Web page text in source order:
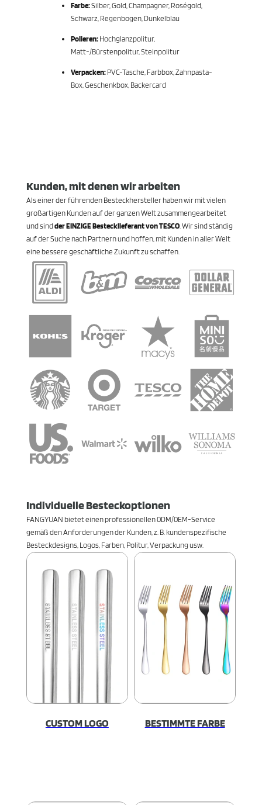
Farbe:Silber, Gold, Champagner, Roségold,
Schwarz, Regenbogen, Dunkelblau
Polieren: Hochglanzpolitur,
Matt-/Bürstenpolitur, Steinpolitur
Verpacken: PVC-Tasche, Farbbox, Zahnpasta-
Box, Geschenkbox, Backercard
Kunden, mit denen wir arbeiten
Als einer der führenden Besteckhersteller haben wir mit vielen
großartigen Kunden auf der ganzen Welt zusammengearbeitet
und sindder EINZIGE Bestecklieferant von TESCO. Wir sind ständig
auf der Suche nach Partnern und hoffen, mit Kunden in aller Welt
eine bessere geschäftliche Zukunft zu schaffen.
Individuelle Besteckoptionen
FANGYUAN bietet einen professionellen 0DM/0EM-Service
gemäß den Anforderungen der Kunden, z. B. kundenspezifische
Besteckdesigns, Logos, Farben, Politur, Verpackung usw.
CUSTOM LOGO BESTIMMTE FARBE